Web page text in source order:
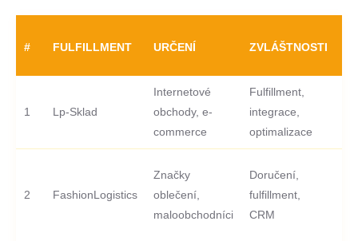
# FULFILLMENT URČENÍ ZVLÁŠTNOSTI
1 Lp-Sklad
Internetové
obchody, e-
commerce
Fulfillment,
integrace,
optimalizace
2 FashionLogistics
Značky
oblečení,
maloobchodníci
Doručení,
fulfillment,
CRM